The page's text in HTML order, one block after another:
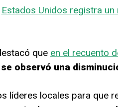
Estados Unidos registra
que en el recuento
se observó una
líderes locales para que